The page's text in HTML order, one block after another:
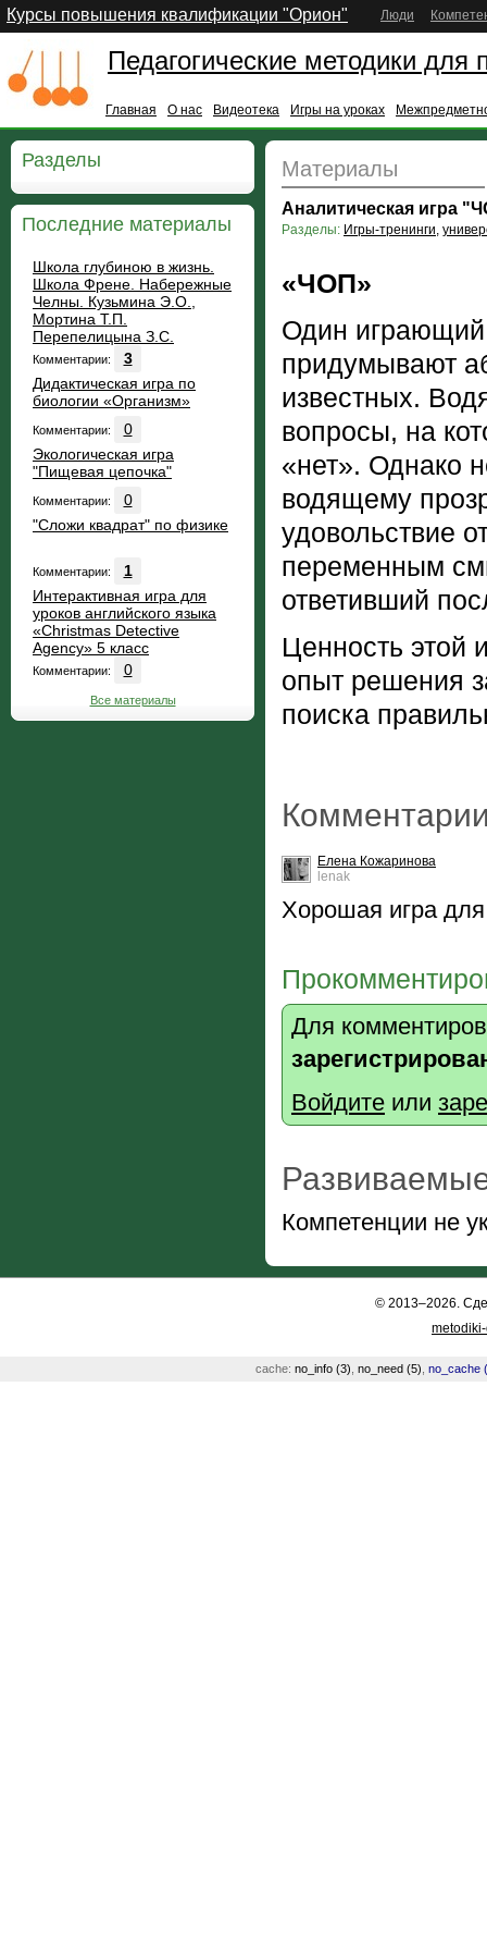
Курсы повышения квалификации "Орион" Люди
Педагогические методики для
Главная О нас Видеотека Игры на уроках
Разделы
Последние материалы
Школа глубиною в жизнь.
Школа Френе. Набережные
Челны. Кузьмина Э.О.,
Мортина Т.П.
Перепелицына З.С.
Комментарии:
3
Дидактическая игра по
биологии «Организм»
Комментарии:
0
Экологическая игра
"Пищевая цепочка"
Комментарии:
0
"Сложи квадрат" по физике
Комментарии:
1
Интерактивная игра для
уроков английского языка
«Christmas Detective
Agency» 5 класс
Комментарии: 0
Все материалы
Материалы
Аналитическая игра
Разделы: Игры-тренинги,
«ЧОП»
Один играющий
придумывают
известных.
вопросы, на
«нет». Однако
водящему
удовольствие
переменным
ответивший
Ценность этой
опыт решения
поиска
Елена Кожаринова
lenak
Хорошая игра для
Для
Войдите или
Компетенции не
© 2013–2026.
cache: no_info (3) no_need (5) no_cache